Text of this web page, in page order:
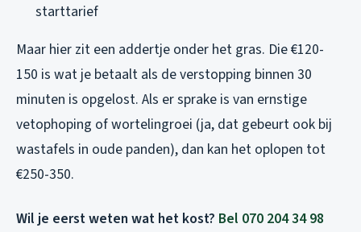
starttarief
Maar hier zit een addertje onder het gras. Die €120-
150 is wat je betaalt als de verstopping binnen 30
minuten is opgelost. Als er sprake is van ernstige
vetophoping of wortelingroei (ja, dat gebeurt ook bij
wastafels in oude panden), dan kan het oplopen tot
€250-350.
Wil je eerst weten wat het kost? Bel 070 204 34 98